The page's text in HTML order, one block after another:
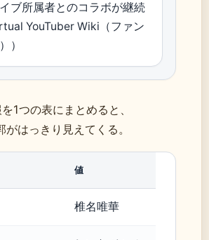
ブ所属者とのコラボが継続
YouTuber Wiki（ファン
）
1つの表にまとめると、
はっきり見えてくる。
値
椎名唯華